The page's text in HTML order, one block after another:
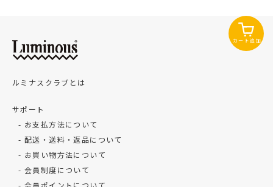
カート追加
ルミナスクラブとは
サポート
お支払方法について
配送・送料・返品について
お買い物方法について
会員制度について
会員ポイントについて